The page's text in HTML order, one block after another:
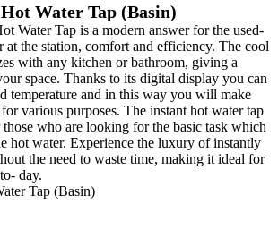
Water Tap (Basin)
Water Tap is a modern answer for the used-
at the station, comfort and efficiency. The cool
with any kitchen or bathroom, giving a
space. Thanks to its digital display you can
temperature and in this way you will make
various purposes. The instant hot water tap
who are looking for the basic task which
hot water. Experience the luxury of instantly
the need to waste time, making it ideal for
day.
Tap (Basin)